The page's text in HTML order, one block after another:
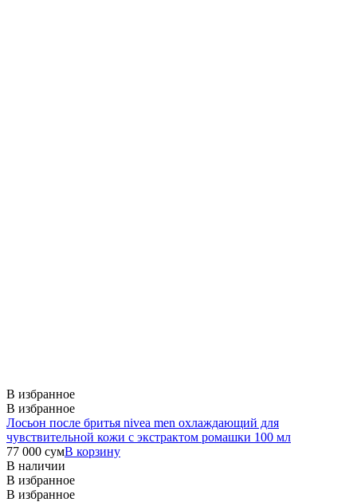
В избранное
В избранное
Лосьон после бритья nivea men охлаждающий для
чувствительной кожи с экстрактом ромашки 100 мл
77 000 сумВ корзину
В наличии
В избранное
В избранное